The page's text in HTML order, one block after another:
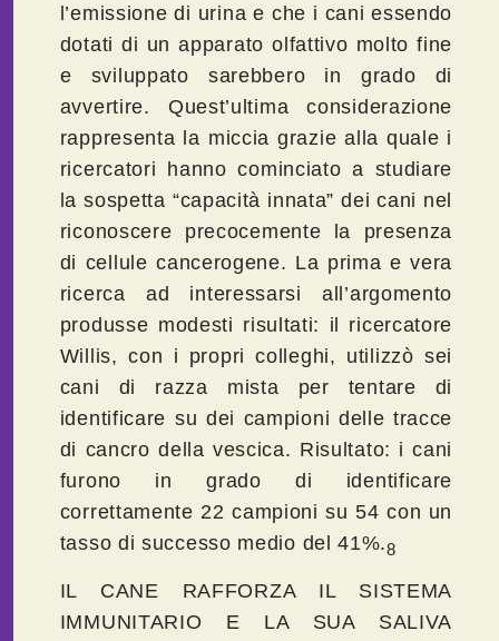
l’emissione di urina e che i cani essendo
dotati di un apparato olfattivo molto fine
e sviluppato sarebbero in grado di
avvertire. Quest’ultima considerazione
rappresenta la miccia grazie alla quale i
ricercatori hanno cominciato a studiare
la sospetta “capacità innata” dei cani nel
riconoscere precocemente la presenza
di cellule cancerogene. La prima e vera
ricerca ad interessarsi all’argomento
produsse modesti risultati: il ricercatore
Willis, con i propri colleghi, utilizzò sei
cani di razza mista per tentare di
identificare su dei campioni delle tracce
di cancro della vescica. Risultato: i cani
furono in grado di identificare
correttamente 22 campioni su 54 con un
tasso di successo medio del 41%.8
IL CANE RAFFORZA IL SISTEMA
IMMUNITARIO E LA SUA SALIVA